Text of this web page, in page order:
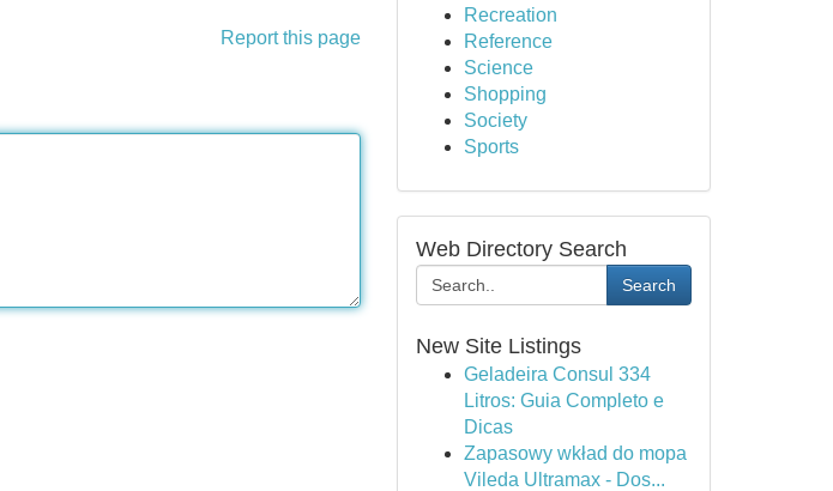
Report this page
Recreation
Reference
Science
Shopping
Society
Sports
Web Directory Search
Search
New Site Listings
Geladeira Consul 334
Litros: Guia Completo e
Dicas
Zapasowy wkład do mopa
Vileda Ultramax - Dos...